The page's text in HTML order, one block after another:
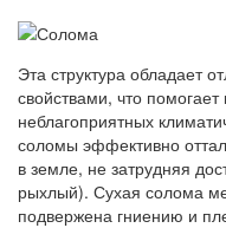
Эта структура обладает
свойствами, что
неблагоприятных
соломы эффективно
в земле, не затрудняя
рыхлый). Сухая солома
подвержена гниению и